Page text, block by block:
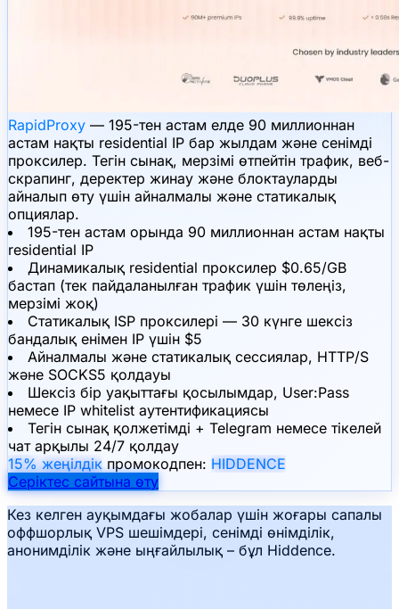
RapidProxy — 195-тен астам елде 90 миллионнан
астам нақты residential IP бар жылдам және сенімді
проксилер. Тегін сынақ, мерзімі өтпейтін трафик, веб-
скрапинг, деректер жинау және блоктауларды
айналып өту үшін айналмалы және статикалық
опциялар.
195-тен астам орында 90 миллионнан астам нақты
residential IP
Динамикалық residential проксилер $0.65/GB
бастап (тек пайдаланылған трафик үшін төлеңіз,
мерзімі жоқ)
Статикалық ISP проксилері — 30 күнге шексіз
бандалық енімен IP үшін $5
Айналмалы және статикалық сессиялар, HTTP/S
және SOCKS5 қолдауы
Шексіз бір уақыттағы қосылымдар, User:Pass
немесе IP whitelist аутентификациясы
Тегін сынақ қолжетімді + Telegram немесе тікелей
чат арқылы 24/7 қолдау
15% жеңілдік промокодпен: HIDDENCE
Серіктес сайтына өту
Кез келген ауқымдағы жобалар үшін жоғары сапалы
оффшорлық VPS шешімдері, сенімді өнімділік,
анонимділік және ыңғайлылық – бұл Hiddence.